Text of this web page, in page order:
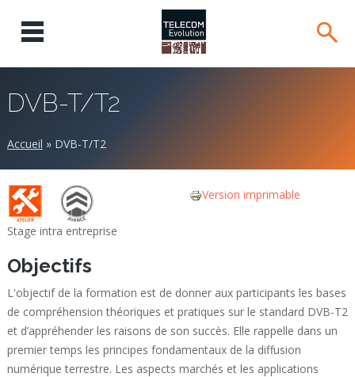
DVB-T/T2
Accueil » DVB-T/T2
Version imprimable
Stage intra entreprise
Objectifs
L'objectif de la formation est de donner aux participants les bases
de compréhension théoriques et pratiques sur le standard DVB-T2
et d’appréhender les raisons de son succès. Elle rappelle dans un
premier temps les principes fondamentaux de la diffusion
numérique terrestre. Les aspects marchés et les applications